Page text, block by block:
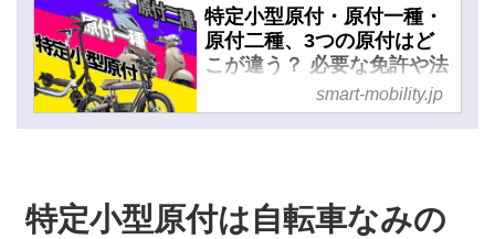
プライバシーポリシー
ライター名簿
お問い合せ
特定小型原付・原付一種・
原付二種、3つの原付はど
こが違う？ 必要な免許や法
定速度、走れる場所などの
違いを徹底解説 - スマート
smart-mobility.jp
特定小型原付は自転車なみの